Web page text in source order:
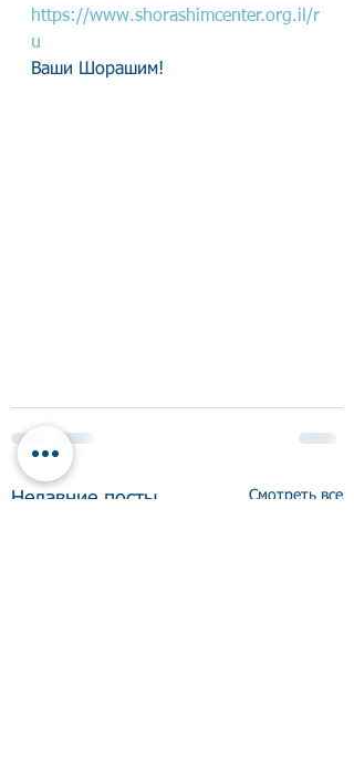
https://www.shorashimcenter.org.il/r
u
Ваши Шорашим!
Недавние посты Смотреть все